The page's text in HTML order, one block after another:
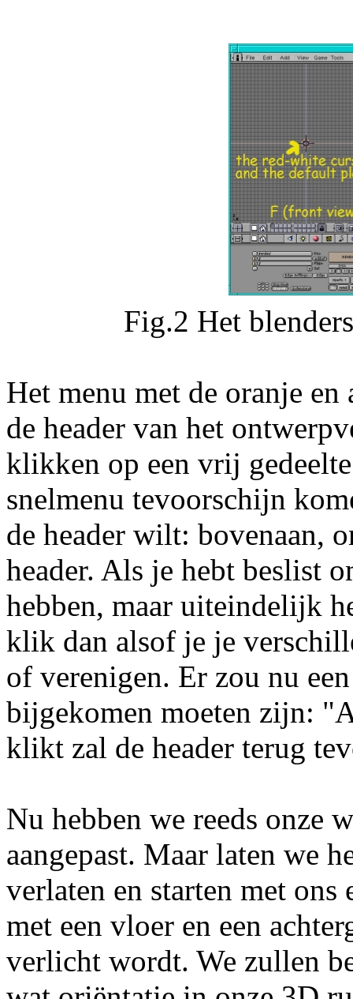
Fig.2 Het
Het menu met de oranje
de header van het
klikken op een vrij
snelmenu tevoorschijn
de header wilt: bovenaan,
header. Als je hebt beslist
hebben, maar uiteindelijk
klik dan alsof je je
of verenigen. Er zou nu
bijgekomen moeten zijn:
klikt zal de header terug
Nu hebben we reeds onze
aangepast. Maar laten we
verlaten en starten met
met een vloer en een
verlicht wordt. We zullen